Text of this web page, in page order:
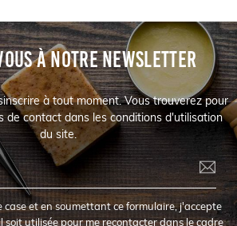
À NOTRE NEWSLETTER
à tout moment. Vous trouverez pour
de contact dans les conditions d'utilisation
du site.
case et en soumettant ce formulaire, j'accepte
soit utilisée pour me recontacter dans le cadre